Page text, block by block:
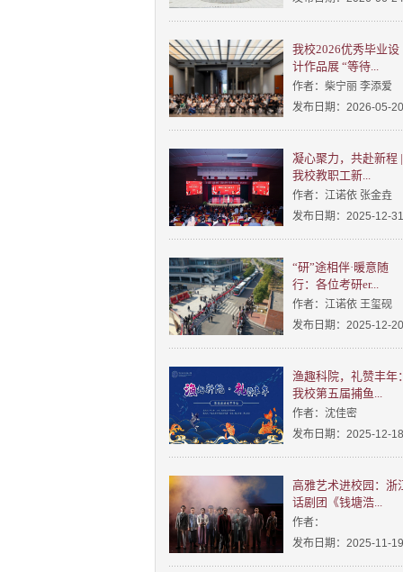
我校2026优秀毕业设
计作品展 “等待...
作者：柴宁丽 李添爱
发布日期：2026-05-20
凝心聚力，共赴新程 |
我校教职工新...
作者：江诺依 张金垚
发布日期：2025-12-31
“研”途相伴·暖意随
行：各位考研er...
作者：江诺依 王玺砚
发布日期：2025-12-20
渔趣科院，礼赞丰年：
我校第五届捕鱼...
作者：沈佳密
发布日期：2025-12-18
高雅艺术进校园：浙
话剧团《钱塘浩...
作者：
发布日期：2025-11-19